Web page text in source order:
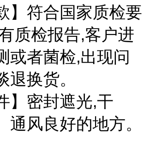
】符合国家质检要
质检报告,客户进
或者菌检,出现问
退换货。
】密封遮光,干
通风良好的地方。